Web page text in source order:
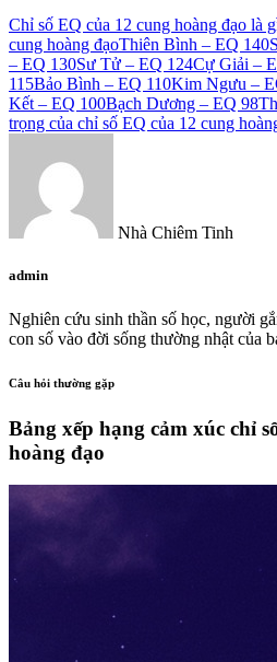
Chỉ số EQ của 12 cung hoàng đạo là
cung hoàng đạoThiên Bình – EQ 140
– EQ 130Sư Tử – EQ 124Cự Giải –
115Bảo Bình – EQ 110Kim Ngưu –
Kết – EQ 100Bạch Dương – EQ 98
trọng của chỉ số EQ của 12 cung
Nhà Chiêm Tinh
admin
Nghiên cứu sinh thần số học, người
con số vào đời sống thường nhật của
Câu hỏi thường gặp
Bảng xếp hạng cảm xúc chỉ
hoàng đạo